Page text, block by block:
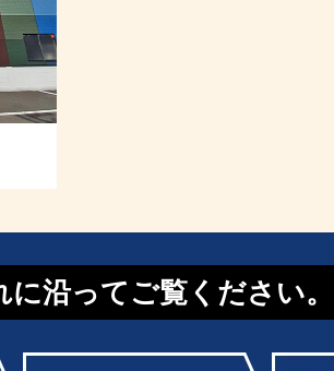
沿ってご覧ください。